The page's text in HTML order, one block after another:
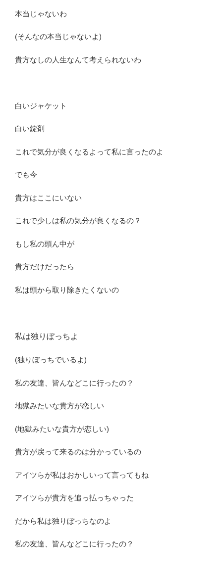
本当じゃないわ
(そんなの本当じゃないよ)
貴方なしの人生なんて考えられないわ
白いジャケット
白い錠剤
これで気分が良くなるよって私に言ったのよ
でも今
貴方はここにいない
これで少しは私の気分が良くなるの？
もし私の頭ん中が
貴方だけだったら
私は頭から取り除きたくないの
私は独りぼっちよ
(独りぼっちでいるよ)
私の友達、皆んなどこに行ったの？
地獄みたいな貴方が恋しい
(地獄みたいな貴方が恋しい)
貴方が戻って来るのは分かっているの
アイツらが私はおかしいって言ってもね
アイツらが貴方を追っ払っちゃった
だから私は独りぼっちなのよ
私の友達、皆んなどこに行ったの？